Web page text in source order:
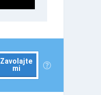
Zavolajte
mi